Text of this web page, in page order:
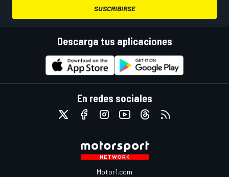
SUSCRIBIRSE
Descarga tus aplicaciones
En redes sociales
Motor1.com